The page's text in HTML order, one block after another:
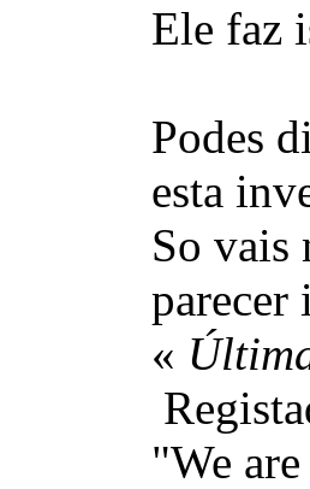
Ele faz
Podes
esta
So vais
parecer
«
"We